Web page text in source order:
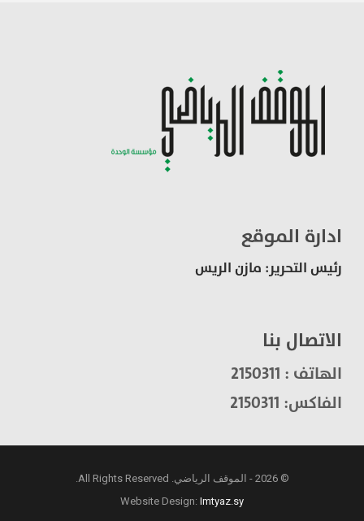
ادارة الموقع
رئيس التحرير: مازن الريس
الاتصال بنا
الهاتف : 2150311
الفاكس: 2150311
© 2026 - الموقف الرياضي. All Rights Reserved.
Website Design:Imtyaz.sy